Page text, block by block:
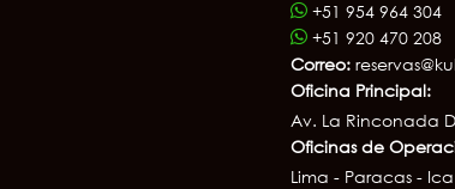
+51 954 964 304
+51 920 470 208
Correo:
Oficina Principal:
Av. La Rinconada
Oficinas de
Lima - Paracas -